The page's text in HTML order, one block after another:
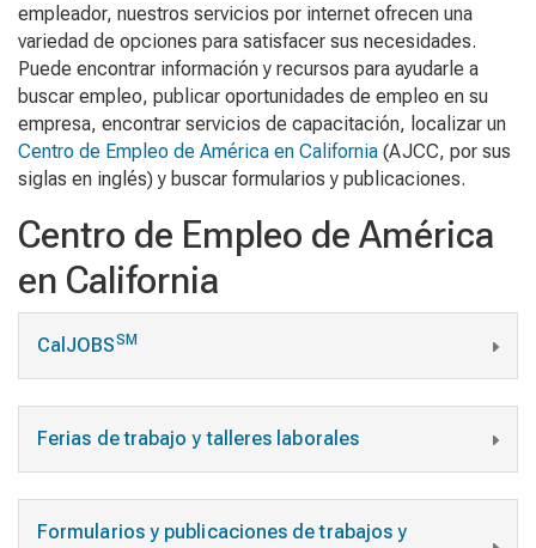
empleador, nuestros servicios por internet ofrecen una
variedad de opciones para satisfacer sus necesidades.
Puede encontrar información y recursos para ayudarle a
buscar empleo, publicar oportunidades de empleo en su
empresa, encontrar servicios de capacitación, localizar un
Centro de Empleo de América en California (AJCC, por sus
siglas en inglés) y buscar formularios y publicaciones.
Centro de Empleo de América
en California
CalJOBSSM
Ferias de trabajo y talleres laborales
Formularios y publicaciones de trabajos y